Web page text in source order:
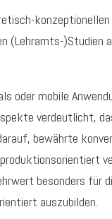
)Studien
mobile
verdeutlicht,
bewährte
besonders
auszubilden.